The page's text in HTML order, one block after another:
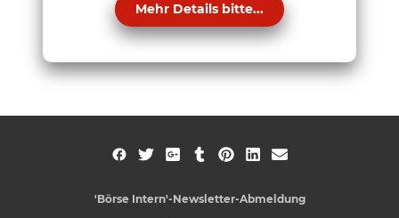
Mehr Details bitte...
'Börse Intern'-Newsletter-Abmeldung